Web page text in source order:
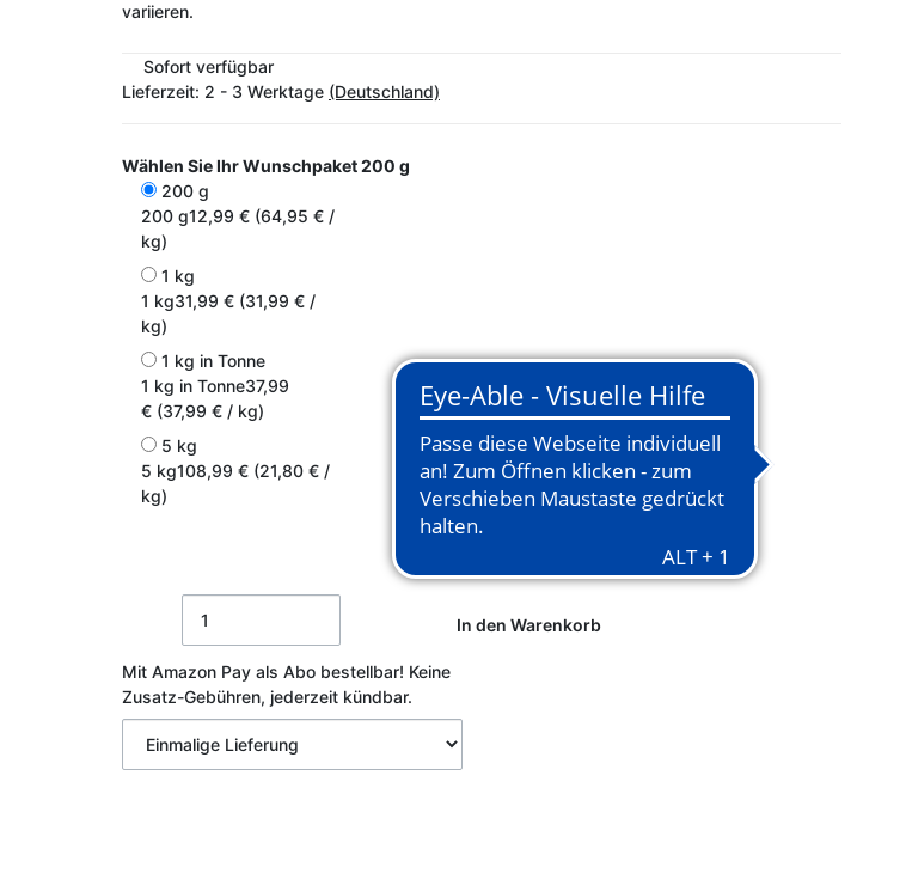
variieren.
Sofort verfügbar
Lieferzeit: 2 - 3 Werktage (Deutschland)
Wählen Sie Ihr Wunschpaket200 g
200 g
200 g12,99 € (64,95 € /
kg)
1 kg
1 kg31,99 € (31,99 € /
kg)
1 kg in Tonne
1 kg in Tonne37,99
€ (37,99 € / kg)
5 kg
5 kg108,99 € (21,80 € /
kg)
In den Warenkorb
Mit Amazon Pay als Abo bestellbar! Keine
Zusatz-Gebühren, jederzeit kündbar.